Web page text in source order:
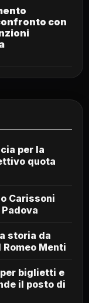
con
per la
quota
Carissoni
storia da
Menti
biglietti e
il posto di